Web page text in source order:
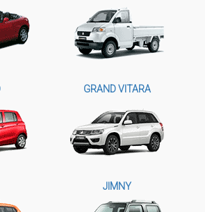
GRAND VITARA
JIMNY